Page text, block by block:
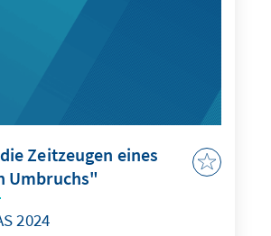
Zeitzeugen eines
Umbruchs"
2024